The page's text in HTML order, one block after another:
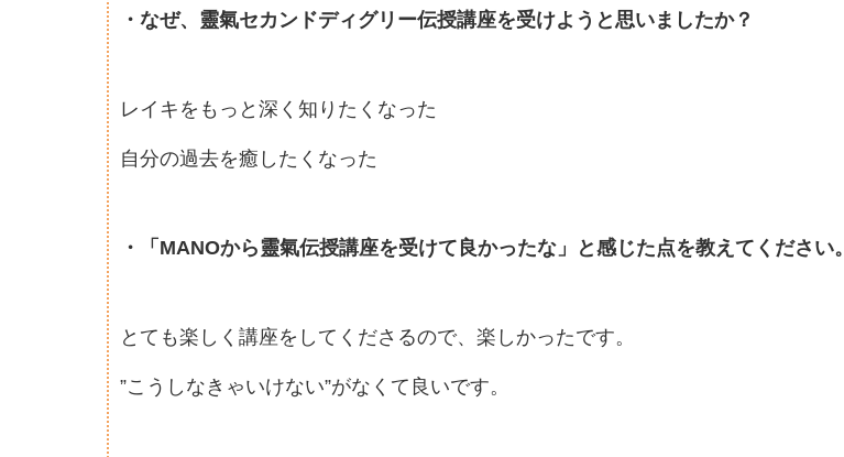
・なぜ、靈氣セカンドディグリー伝授講座を受けようと思いましたか？
レイキをもっと深く知りたくなった
自分の過去を癒したくなった
・「MANOから靈氣伝授講座を受けて良かったな」と感じた点を教えてください。
とても楽しく講座をしてくださるので、楽しかったです。
”こうしなきゃいけない”がなくて良いです。